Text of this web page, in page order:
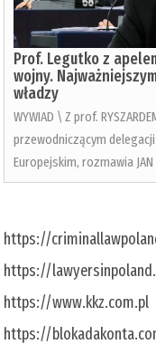
Prof. Legutko z
wojny.
władzy
WYWIAD \ Z prof.
przewodniczącym
Europejskim, rozmawia JAN
https://
https://
https://www.kkz.com.pl
https://